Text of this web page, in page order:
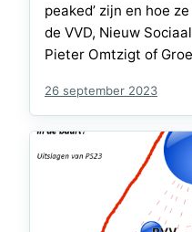
peaked’ zijn en hoe
de VVD, Nieuw
Pieter Omtzigt of
26 september 2023